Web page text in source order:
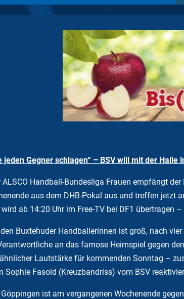
jeden Gegner schlagen“ – BSV will mit der
Handball-Bundesliga Frauen empfängt
aus dem DHB-Pokal aus und treffen
ab 14:20 Uhr im Free-TV bei DF1 übertragen
Buxtehuder Handballerinnen ist groß, nach
an das famose Heimspiel gegen
Lautstärke für kommenden Sonntag –
Sophie Fasold (Kreuzbandriss) vom BSV
ist am vergangenen Wochenende